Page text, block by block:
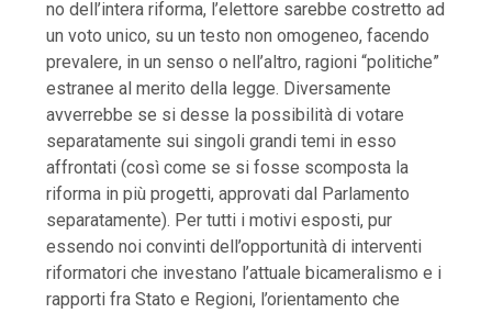
no dell’intera riforma, l’elettore sarebbe costretto ad
un voto unico, su un testo non omogeneo, facendo
prevalere, in un senso o nell’altro, ragioni “politiche”
estranee al merito della legge. Diversamente
avverrebbe se si desse la possibilità di votare
separatamente sui singoli grandi temi in esso
affrontati (così come se si fosse scomposta la
riforma in più progetti, approvati dal Parlamento
separatamente). Per tutti i motivi esposti, pur
essendo noi convinti dell’opportunità di interventi
riformatori che investano l’attuale bicameralismo e i
rapporti fra Stato e Regioni, l’orientamento che